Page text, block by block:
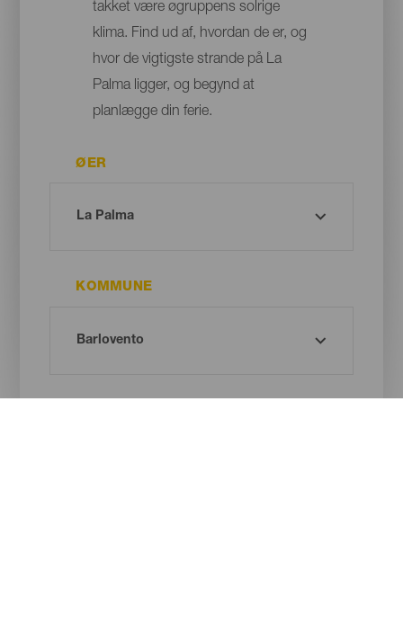
takket være øgruppens solrige
klima. Find ud af, hvordan de er, og
hvor de vigtigste strande på La
Palma ligger, og begynd at
planlægge din ferie.
ØER
KOMMUNE